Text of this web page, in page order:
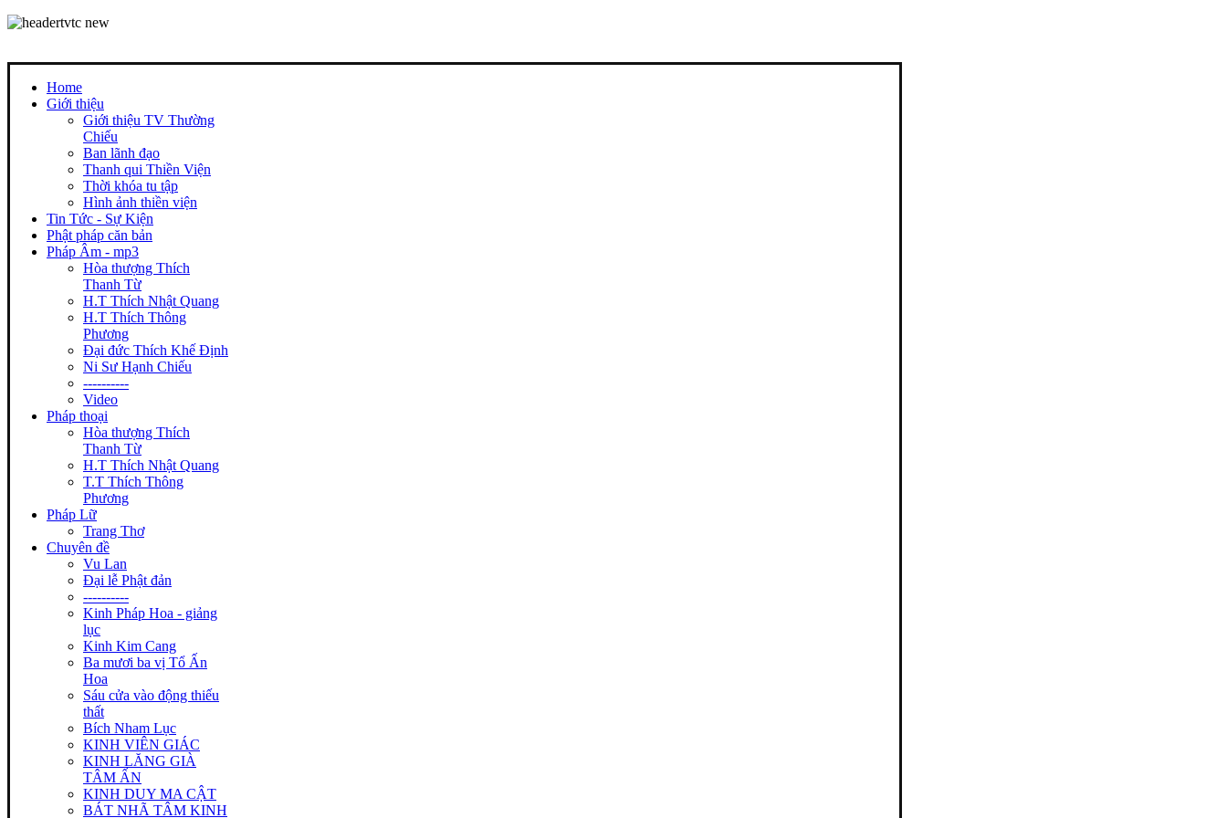
Home
Giới thiệu
Giới thiệu TV Thường
Chiếu
Ban lãnh đạo
Thanh qui Thiền Viện
Thời khóa tu tập
Hình ảnh thiền viện
Tin Tức - Sự Kiện
Phật pháp căn bản
Pháp Âm - mp3
Hòa thượng Thích
Thanh Từ
H.T Thích Nhật Quang
H.T Thích Thông
Phương
Đại đức Thích Khế Định
Ni Sư Hạnh Chiếu
----------
Video
Pháp thoại
Hòa thượng Thích
Thanh Từ
H.T Thích Nhật Quang
T.T Thích Thông
Phương
Pháp Lữ
Trang Thơ
Chuyên đề
Vu Lan
Đại lễ Phật đản
----------
Kinh Pháp Hoa - giảng
lục
Kinh Kim Cang
Ba mươi ba vị Tổ Ấn
Hoa
Sáu cửa vào động thiếu
thất
Bích Nham Lục
KINH VIÊN GIÁC
KINH LĂNG GIÀ
TÂM ẤN
KINH DUY MA CẬT
BÁT NHÃ TÂM KINH